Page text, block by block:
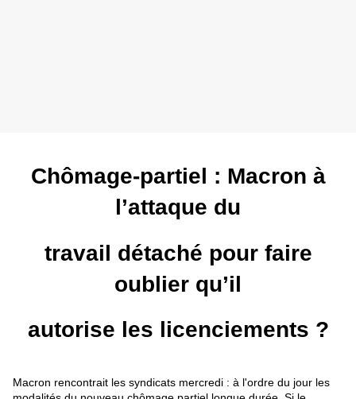
Chômage-partiel : Macron à
l’attaque du
travail détaché pour faire
oublier qu’il
autorise les licenciements ?
Macron rencontrait les syndicats mercredi : à l'ordre du jour les